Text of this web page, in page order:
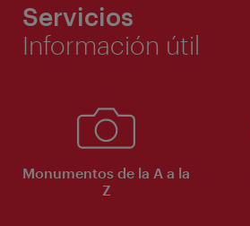
Servicios
Información útil
Monumentos de la A a la
Z